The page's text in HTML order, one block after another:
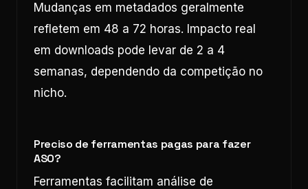
Mudanças em metadados geralmente
refletem em 48 a 72 horas. Impacto real
em downloads pode levar de 2 a 4
semanas, dependendo da competição no
nicho.
Preciso de ferramentas pagas para fazer
ASO?
Ferramentas facilitam análise de